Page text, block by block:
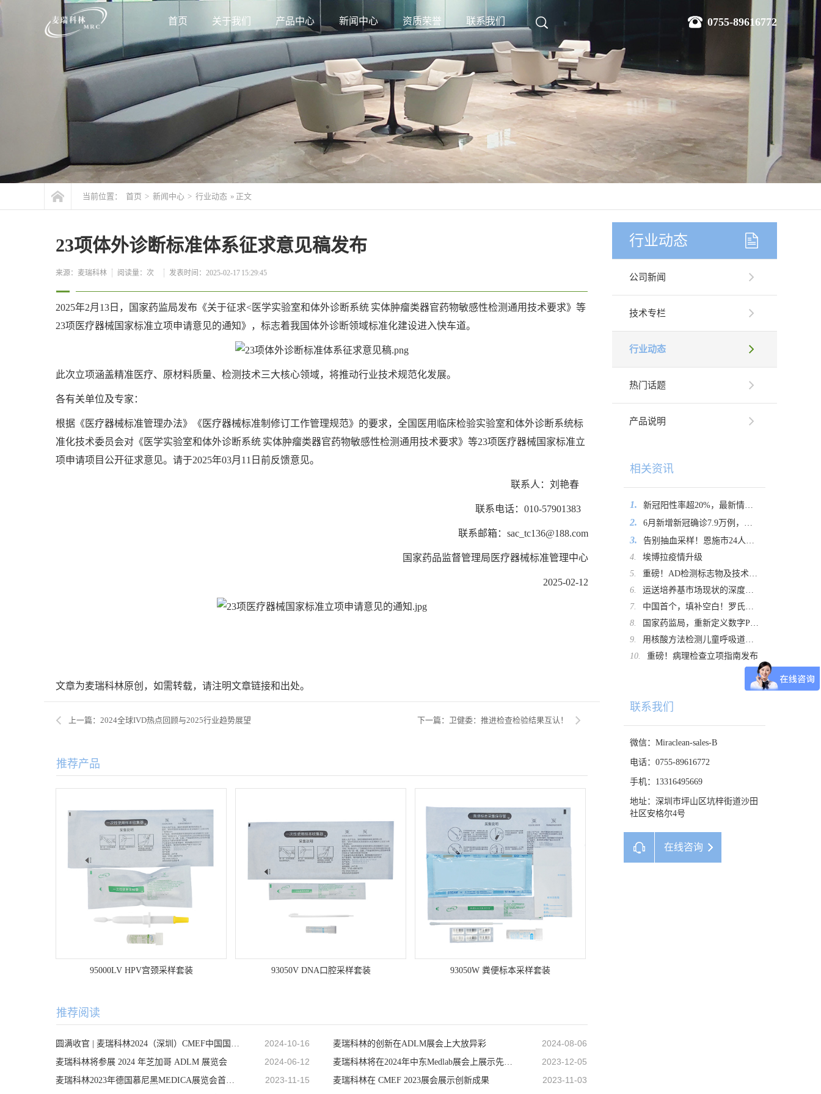
0755-89616772
首页 关于我们 产品中心 新闻中心 资质荣誉 联系我们
当前位置： 首页 > 新闻中心 > 行业动态 » 正文
23项体外诊断标准体系征求意见稿发布
来源：麦瑞科林 阅读量： 次 发表时间：2025-02-17 15:29:45
2025年2月13日，国家药监局发布《关于征求<医学实验室和体外诊断系统 实体肿瘤类器官药物敏感性检测通用技术要求》等
23项医疗器械国家标准立项申请意见的通知》，标志着我国体外诊断领域标准化建设进入快车道。
此次立项涵盖精准医疗、原材料质量、检测技术三大核心领域，将推动行业技术规范化发展。
各有关单位及专家：
根据《医疗器械标准管理办法》《医疗器械标准制修订工作管理规范》的要求，全国医用临床检验实验室和体外诊断系统标
准化技术委员会对《医学实验室和体外诊断系统 实体肿瘤类器官药物敏感性检测通用技术要求》等23项医疗器械国家标准立
项申请项目公开征求意见。请于2025年03月11日前反馈意见。
联系人：刘艳春
联系电话：010-57901383
联系邮箱：sac_tc136@188.com
国家药品监督管理局医疗器械标准管理中心
2025-02-12
文章为麦瑞科林原创，如需转载，请注明文章链接和出处。
上一篇：2024全球IVD热点回顾与2025行业趋势展望 下一篇：卫健委：推进检查检验结果互认！
推荐产品
95000LV HPV宫颈采样套装 93050V DNA口腔采样套装 93050W 粪便标本采样套装
推荐阅读
圆满收官 | 麦瑞科林2024（深圳）CMEF中国国际医疗器械展之行顺利完成！ 2024-10-16 麦瑞科林的创新在ADLM展会上大放异彩 2024-08-06
麦瑞科林将参展 2024 年芝加哥 ADLM 展览会 2024-06-12 麦瑞科林将在2024年中东Medlab展会上展示先进技术 2023-12-05
麦瑞科林2023年德国慕尼黑MEDICA展览会首日精彩回顾 2023-11-15 麦瑞科林在 CMEF 2023展会展示创新成果
2023-11-03
行业动态
公司新闻
技术专栏
行业动态
热门话题
产品说明
相关资讯
1. 新冠阳性率超20%，最新情况公布
2. 6月新增新冠确诊7.9万例，其中重症130例
3.
告别抽血采样！恩施市24人通过口腔拭子加入中华骨髓库
4.
埃博拉疫情升级
5.
重磅！AD检测标志物及技术，专家共识发布
6.
运送培养基市场现状的深度解析及未来趋势展望
7.
中国首个，填补空白！罗氏诊断重磅拿证
8.
国家药监局，重新定义数字PCR！
9.
用核酸方法检测儿童呼吸道肺炎支原体感染时，口咽拭子取样的检出率远高于鼻咽拭子
10.
重磅！病理检查立项指南发布
联系我们
微信：Miraclean-sales-B
电话：0755-89616772
手机：13316495669
地址：深圳市坪山区坑梓街道沙田
社区安格尔4号
在线咨询